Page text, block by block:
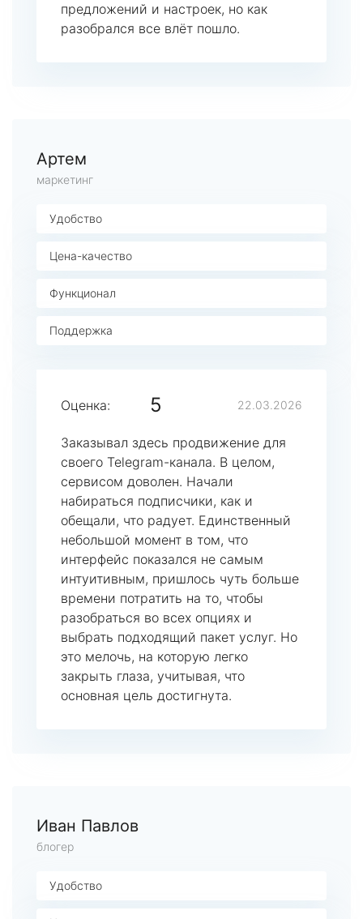
предложений и настроек, но как
разобрался все влёт пошло.
Артем
маркетинг
Удобство
Цена-качество
Функционал
Поддержка
Оценка: 5 22.03.2026
Заказывал здесь продвижение для
своего Telegram-канала. В целом,
сервисом доволен. Начали
набираться подписчики, как и
обещали, что радует. Единственный
небольшой момент в том, что
интерфейс показался не самым
интуитивным, пришлось чуть больше
времени потратить на то, чтобы
разобраться во всех опциях и
выбрать подходящий пакет услуг. Но
это мелочь, на которую легко
закрыть глаза, учитывая, что
основная цель достигнута.
Иван Павлов
блогер
Удобство